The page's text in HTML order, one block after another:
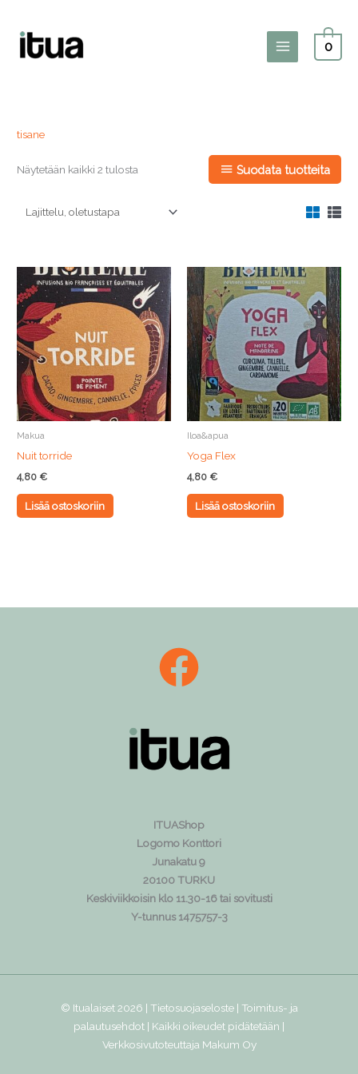
Main
0
tisane
Näytetään kaikki 2 tulosta Suodata tuotteita
Makua
Nuit torride
4,80 €
Lisää ostoskoriin
Iloa&apua
Yoga Flex
4,80 €
Lisää ostoskoriin
ITUAShop
Logomo Konttori
Junakatu 9
20100 TURKU
Keskiviikkoisin klo 11.30-16 tai sovitusti
Y-tunnus 1475757-3
© Itualaiset 2026 | Tietosuojaseloste| Toimitus- ja
palautusehdot | Kaikki oikeudet pidätetään |
Verkkosivutoteuttaja Makum Oy